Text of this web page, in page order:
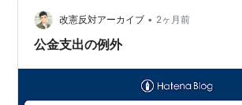
揮官として、国防軍を統括する」 とも書
現行憲法は、…
改憲反対アーカイブ • 2ヶ月前
公金支出の例外